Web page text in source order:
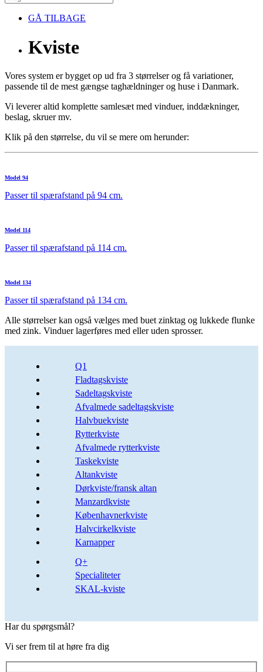
GÅ TILBAGE
Kviste
Vores system er bygget op ud fra 3 størrelser og få variationer,
passende til de mest gængse taghældninger og huse i Danmark.
Vi leverer altid komplette samlesæt med vinduer, inddækninger,
beslag, skruer mv.
Klik på den størrelse, du vil se mere om herunder:
Model 94
Passer til spærafstand på 94 cm.
Model 114
Passer til spærafstand på 114 cm.
Model 134
Passer til spærafstand på 134 cm.
Alle størrelser kan også vælges med buet zinktag og lukkede flunke
med zink. Vinduer lagerføres med eller uden sprosser.
Q1
Fladtagskviste
Sadeltagskviste
Afvalmede sadeltagskviste
Halvbuekviste
Rytterkviste
Afvalmede rytterkviste
Taskekviste
Altankviste
Dørkviste/fransk altan
Manzardkviste
Københavnerkviste
Halvcirkelkviste
Karnapper
Q+
Specialiteter
SKAL-kviste
Har du spørgsmål?
Vi ser frem til at høre fra dig